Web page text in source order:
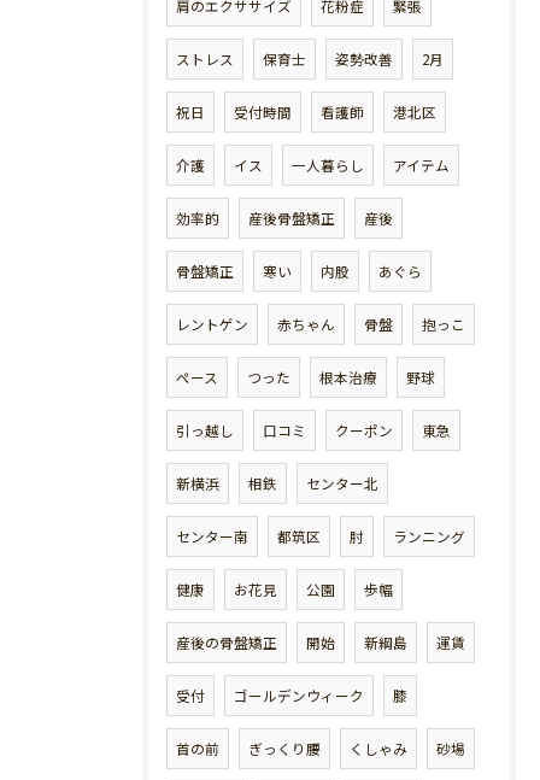
肩のエクササイズ 花粉症 緊張
ストレス 保育士 姿勢改善 2月
祝日 受付時間 看護師 港北区
介護 イス 一人暮らし アイテム
効率的 産後骨盤矯正 産後
骨盤矯正 寒い 内股 あぐら
レントゲン 赤ちゃん 骨盤 抱っこ
ペース つった 根本治療 野球
引っ越し 口コミ クーポン 東急
新横浜 相鉄 センター北
センター南 都筑区 肘 ランニング
健康 お花見 公園 歩幅
産後の骨盤矯正 開始 新綱島 運賃
受付 ゴールデンウィーク 膝
首の前 ぎっくり腰 くしゃみ 砂場